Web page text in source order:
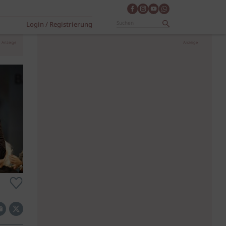
Login / Registrierung
Anzeige Anzeige